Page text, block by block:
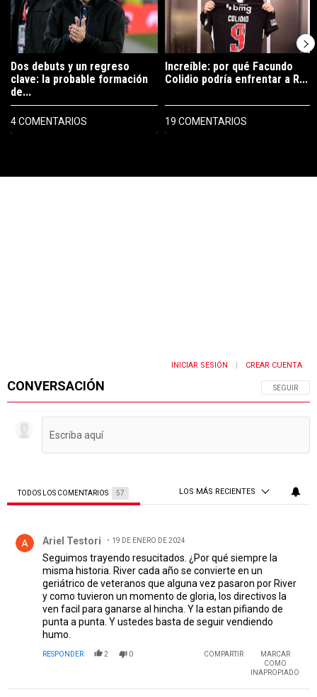
Dos debuts y un regreso
clave: la probable formación
de...
4 COMENTARIOS
Increíble: por qué Facundo
Colidio podría enfrentar a R...
19 COMENTARIOS
CONVERSACIÓN SIGA ESTA
SEGUIR
INICIAR SESIÓN CREAR CUENTA
TODOS LOS COMENTARIOS 57 LOS MÁS RECIENTES
Ariel Testori 19 DE ENERO DE 2024
Seguimos trayendo resucitados. ¿Por qué siempre la
misma historia. River cada año se convierte en un
geriátrico de veteranos que alguna vez pasaron por River
y como tuvieron un momento de gloria, los directivos la
ven facil para ganarse al hincha. Y la estan pifiando de
punta a punta. Y ustedes basta de seguir vendiendo
humo.
RESPONDER 2 0 COMPARTIR
MARCAR
COMO
INAPROPIADO